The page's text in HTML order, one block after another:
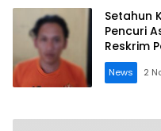
Setahun
Pencuri
Reskrim
News 2